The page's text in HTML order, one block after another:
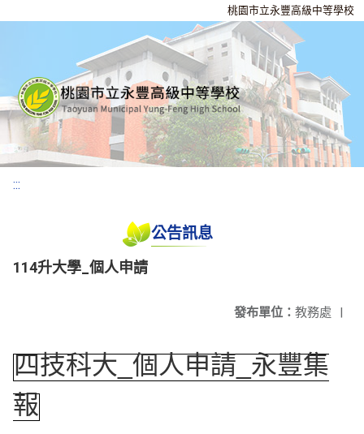
桃園市立永豐高級中等學校
:::
公告訊息
114升大學_個人申請
發布單位： 教務處 |
四技科大_個人申請_永豐集
報